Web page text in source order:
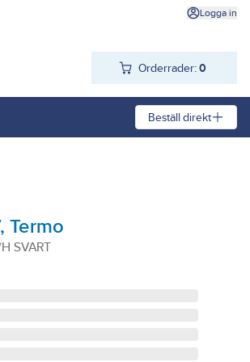
Logga in
Orderrader: 0
Beställ direkt
Termo
SVART